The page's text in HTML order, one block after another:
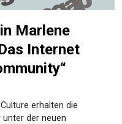
Marlene
Internet
erhalten die
der neuen